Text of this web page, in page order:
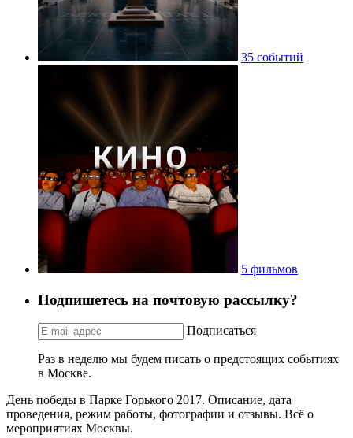
35 событий
5 фильмов
Подпишетесь на почтовую рассылку?
Подписаться
Раз в неделю мы будем писать о предстоящих событиях
в Москве.
День победы в Парке Горького 2017. Описание, дата
проведения, режим работы, фотографии и отзывы. Всё о
мероприятиях Москвы.